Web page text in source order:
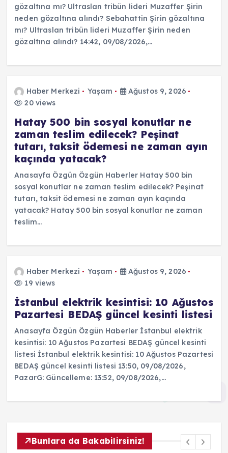
gözaltına mı? Ultraslan tribün lideri Muzaffer Şirin
neden gözaltına alındı? Sebahattin Şirin gözaltına
mı? Ultraslan tribün lideri Muzaffer Şirin neden
gözaltına alındı? 14:42, 09/08/2026,…
Haber Merkezi Yaşam
Ağustos 9, 2026
20 views
Hatay 500 bin sosyal konutlar ne
zaman teslim edilecek? Peşinat
tutarı, taksit ödemesi ne zaman ayın
kaçında yatacak?
Anasayfa Özgün Özgün Haberler Hatay 500 bin
sosyal konutlar ne zaman teslim edilecek? Peşinat
tutarı, taksit ödemesi ne zaman ayın kaçında
yatacak? Hatay 500 bin sosyal konutlar ne zaman
teslim…
Haber Merkezi Yaşam
Ağustos 9, 2026
19 views
İstanbul elektrik kesintisi: 10 Ağustos
Pazartesi BEDAŞ güncel kesinti listesi
Anasayfa Özgün Özgün Haberler İstanbul elektrik
kesintisi: 10 Ağustos Pazartesi BEDAŞ güncel kesinti
listesi İstanbul elektrik kesintisi: 10 Ağustos Pazartesi
BEDAŞ güncel kesinti listesi 13:50, 09/08/2026,
PazarG: Güncelleme: 13:52, 09/08/2026,…
Bunlara da Bakabilirsiniz!